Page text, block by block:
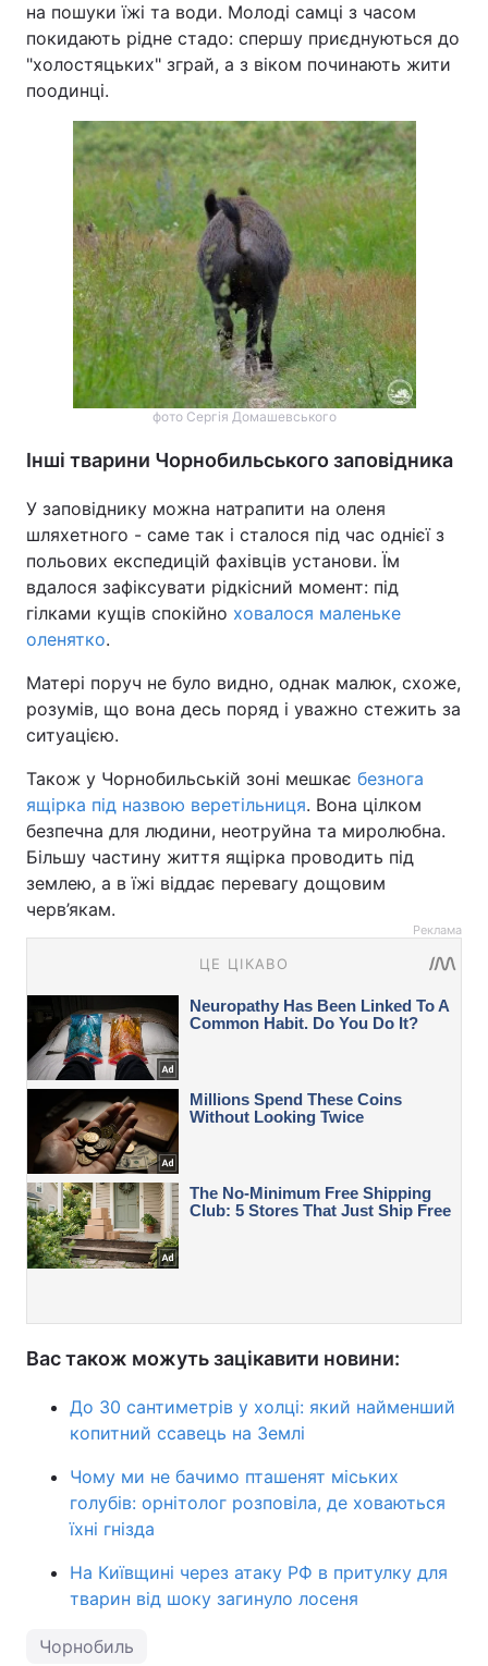
на пошуки їжі та води. Молоді самці з часом
покидають рідне стадо: спершу приєднуються до
"холостяцьких" зграй, а з віком починають жити
поодинці.
фото Сергія Домашевського
Інші тварини Чорнобильського заповідника
У заповіднику можна натрапити на оленя
шляхетного - саме так і сталося під час однієї з
польових експедицій фахівців установи. Їм
вдалося зафіксувати рідкісний момент: під
гілками кущів спокійно ховалося маленьке
оленятко.
Матері поруч не було видно, однак малюк, схоже,
розумів, що вона десь поряд і уважно стежить за
ситуацією.
Також у Чорнобильській зоні мешкає безнога
ящірка під назвою веретільниця. Вона цілком
безпечна для людини, неотруйна та миролюбна.
Більшу частину життя ящірка проводить під
землею, а в їжі віддає перевагу дощовим
черв’якам.
Реклама
Вас також можуть зацікавити новини:
До 30 сантиметрів у холці: який найменший
копитний ссавець на Землі
Чому ми не бачимо пташенят міських
голубів: орнітолог розповіла, де ховаються
їхні гнізда
На Київщині через атаку РФ в притулку для
тварин від шоку загинуло лосеня
Чорнобиль